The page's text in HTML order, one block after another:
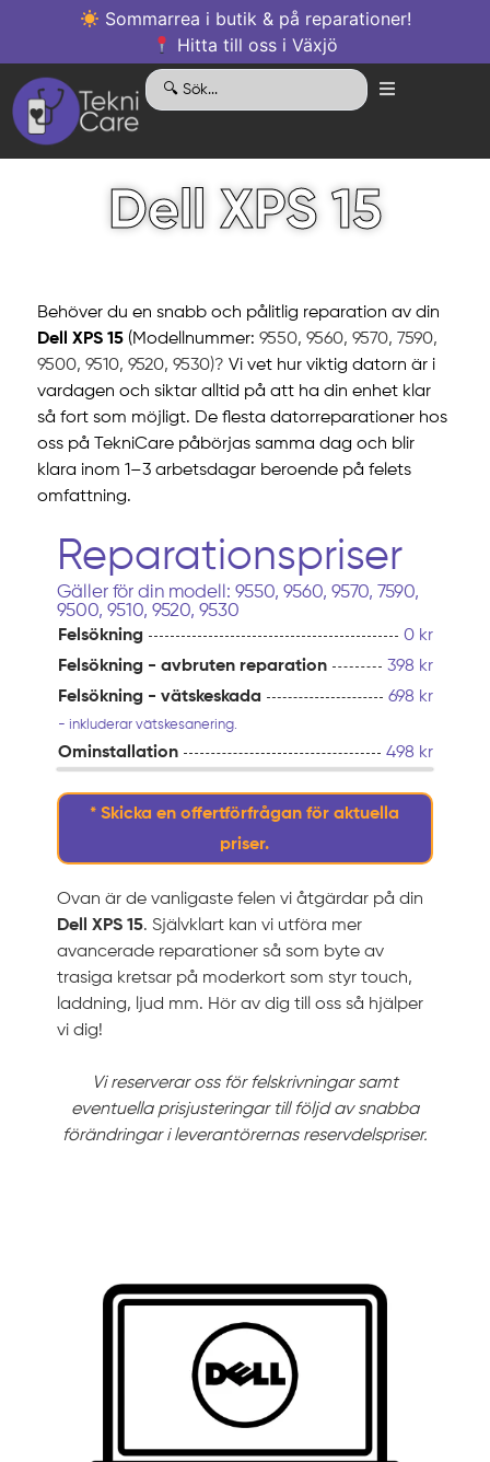
Sommarrea i butik & på reparationer!
Hitta till oss i Växjö
Dell XPS 15
Behöver du en snabb och pålitlig reparation av din
Dell XPS 15 (Modellnummer: 9550, 9560, 9570, 7590,
9500, 9510, 9520, 9530)? Vi vet hur viktig datorn är i
vardagen och siktar alltid på att ha din enhet klar
så fort som möjligt. De flesta datorreparationer hos
oss på TekniCare påbörjas samma dag och blir
klara inom 1–3 arbetsdagar beroende på felets
omfattning.
Reparationspriser
Gäller för din modell: 9550, 9560, 9570, 7590,
9500, 9510, 9520, 9530
Felsökning
0 kr
Felsökning - avbruten reparation
398 kr
Felsökning - vätskeskada
698 kr
- inkluderar vätskesanering.
Ominstallation 498 kr
* Skicka en offertförfrågan för aktuella
priser.
Ovan är de vanligaste felen vi åtgärdar på din
Dell XPS 15. Självklart kan vi utföra mer
avancerade reparationer så som byte av
trasiga kretsar på moderkort som styr touch,
laddning, ljud mm. Hör av dig till oss så hjälper
vi dig!
Vi reserverar oss för felskrivningar samt
eventuella prisjusteringar till följd av snabba
förändringar i leverantörernas reservdelspriser.